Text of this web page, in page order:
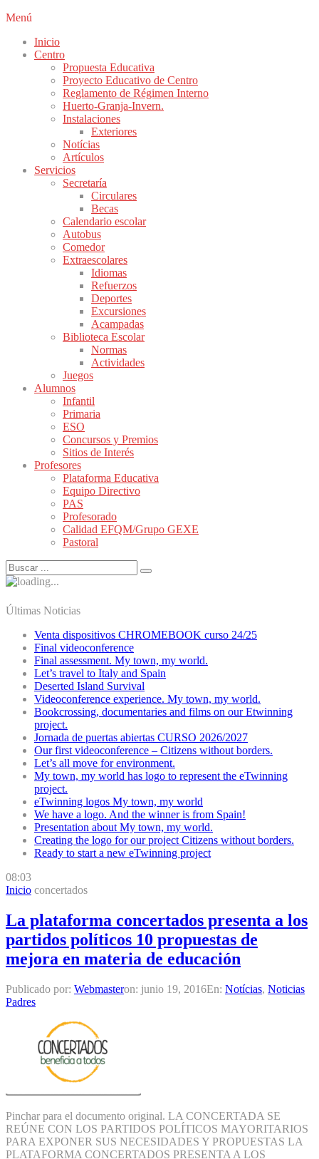
Menú
Inicio
Centro
Propuesta Educativa
Proyecto Educativo de Centro
Reglamento de Régimen Interno
Huerto-Granja-Invern.
Instalaciones
Exteriores
Notícias
Artículos
Servicios
Secretaría
Circulares
Becas
Calendario escolar
Autobus
Comedor
Extraescolares
Idiomas
Refuerzos
Deportes
Excursiones
Acampadas
Biblioteca Escolar
Normas
Actividades
Juegos
Alumnos
Infantil
Primaria
ESO
Concursos y Premios
Sitios de Interés
Profesores
Plataforma Educativa
Equipo Directivo
PAS
Profesorado
Calidad EFQM/Grupo GEXE
Pastoral
Últimas Noticias
Venta dispositivos CHROMEBOOK curso 24/25
Final videoconference
Final assessment. My town, my world.
Let’s travel to Italy and Spain
Deserted Island Survival
Videoconference experience. My town, my world.
Bookcrossing, documentaries and films on our Etwinning
project.
Jornada de puertas abiertas CURSO 2026/2027
Our first videoconference – Citizens without borders.
Let’s all move for environment.
My town, my world has logo to represent the eTwinning
project.
eTwinning logos My town, my world
We have a logo. And the winner is from Spain!
Presentation about My town, my world.
Creating the logo for our project Citizens without borders.
Ready to start a new eTwinning project
08:03
Inicio concertados
La plataforma concertados presenta a los
partidos políticos 10 propuestas de
mejora en materia de educación
Publicado por: Webmasteron: junio 19, 2016En: Notícias, Noticias
Padres
Pinchar para el documento original. LA CONCERTADA SE
REÚNE CON LOS PARTIDOS POLÍTICOS MAYORITARIOS
PARA EXPONER SUS NECESIDADES Y PROPUESTAS LA
PLATAFORMA CONCERTADOS PRESENTA A LOS